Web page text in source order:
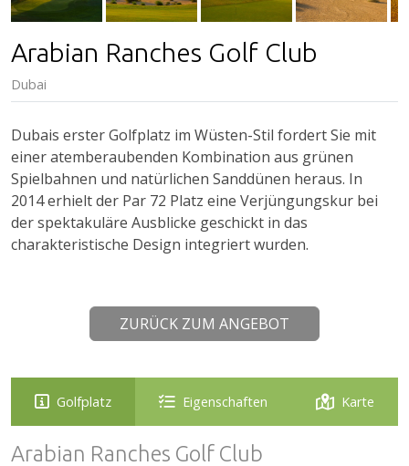
Arabian Ranches Golf Club
Dubai
Dubais erster Golfplatz im Wüsten-Stil fordert Sie mit
einer atemberaubenden Kombination aus grünen
Spielbahnen und natürlichen Sanddünen heraus. In
2014 erhielt der Par 72 Platz eine Verjüngungskur bei
der spektakuläre Ausblicke geschickt in das
charakteristische Design integriert wurden.
ZURÜCK ZUM ANGEBOT
Golfplatz Eigenschaften Karte
Arabian Ranches Golf Club